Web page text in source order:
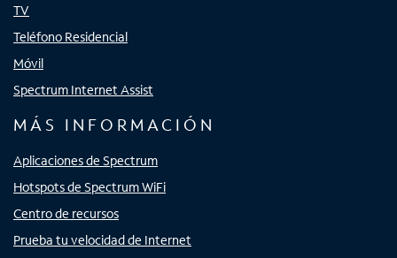
TV
Teléfono Residencial
Móvil
Spectrum Internet Assist
MÁS INFORMACIÓN
Aplicaciones de Spectrum
Hotspots de Spectrum WiFi
Centro de recursos
Prueba tu velocidad de Internet